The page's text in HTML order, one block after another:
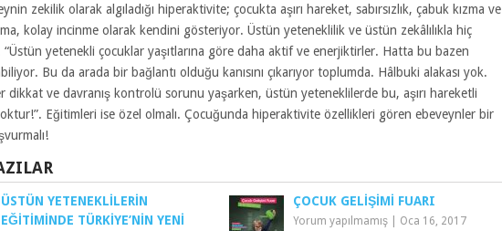
zekilik olarak algıladığı hiperaktivite; çocukta aşırı hareket, sabırsızlık, çabuk kızma ve
kolay incinme olarak kendini gösteriyor. Üstün yeteneklilik ve üstün zekâlılıkla hiç
“Üstün yetenekli çocuklar yaşıtlarına göre daha aktif ve enerjiktirler. Hatta bu bazen
Bu da arada bir bağlantı olduğu kanısını çıkarıyor toplumda. Hâlbuki alakası yok.
dikkat ve davranış kontrolü sorunu yaşarken, üstün yeteneklilerde bu, aşırı hareketli
Eğitimleri ise özel olmalı. Çocuğunda hiperaktivite özellikleri gören ebeveynler bir
ÜSTÜN YETENEKLILERIN
EĞITIMINDE TÜRKIYE’NIN YENI
ÇOCUK GELIŞIMI FUARI
Yorum yapılmamış Oca 16, 2017